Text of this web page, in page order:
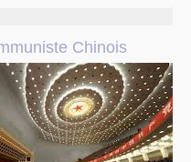
Chinois